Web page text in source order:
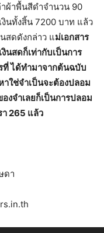
ผ้าพื้นสีดำจำนวน 90
งินทั้งสิ้น 7200 บาท แล้ว
สดดังกล่าว แม่เอกสาร
สดก็เท่ากับเป็นการ
ที่ ได้ทำมาจากต้นฉบับ
ใช่จำเป็นจะต้องปลอม
งจำเลยก็เป็นการปลอม
265 แล้ว
ดา